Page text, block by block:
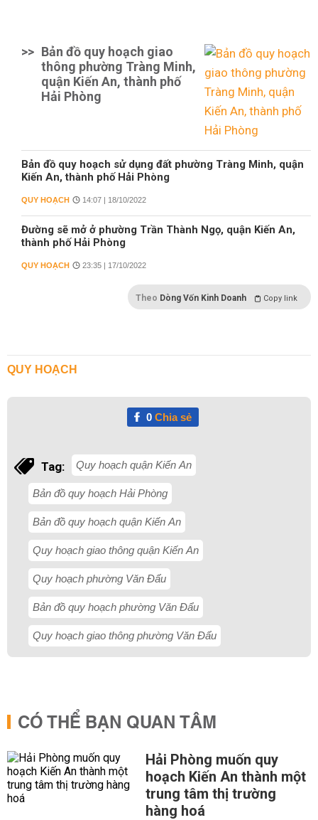
>> Bản đồ quy hoạch giao
thông phường Tràng Minh,
quận Kiến An, thành phố
Hải Phòng
Bản đồ quy hoạch sử dụng đất phường Tràng Minh, quận
Kiến An, thành phố Hải Phòng
QUY HOẠCH 14:07 | 18/10/2022
Đường sẽ mở ở phường Trần Thành Ngọ, quận Kiến An,
thành phố Hải Phòng
QUY HOẠCH 23:35 | 17/10/2022
Theo Dòng Vốn Kinh Doanh Copy link
QUY HOẠCH
0Chia sẻ
Tag: Quy hoạch quận Kiến An
Bản đồ quy hoạch Hải Phòng
Bản đồ quy hoạch quận Kiến An
Quy hoạch giao thông quận Kiến An
Quy hoạch phường Văn Đẩu
Bản đồ quy hoạch phường Văn Đẩu
Quy hoạch giao thông phường Văn Đẩu
CÓ THỂ BẠN QUAN TÂM
Hải Phòng muốn quy
hoạch Kiến An thành một
trung tâm thị trường
hàng hoá